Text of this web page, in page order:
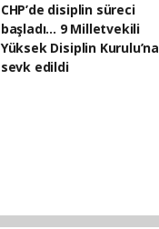
CHP’de disiplin süreci
başladı... 9 Milletvekili
Yüksek Disiplin Kurulu’na
sevk edildi